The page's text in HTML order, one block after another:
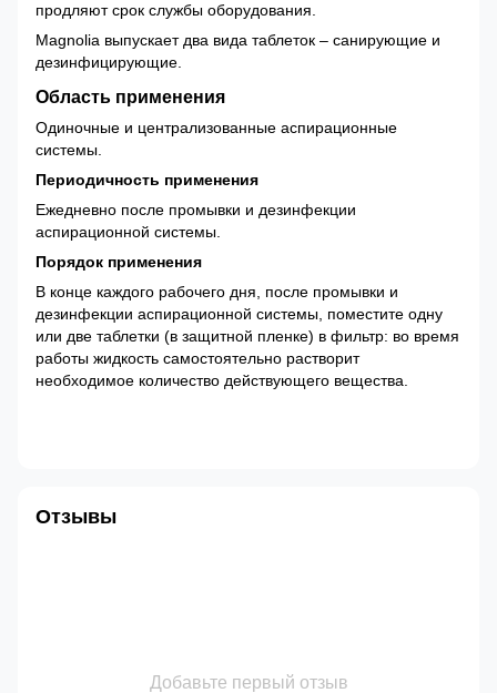
продляют срок службы оборудования.
Magnolia выпускает два вида таблеток – санирующие и
дезинфицирующие.
Область применения
Одиночные и централизованные аспирационные
системы.
Периодичность применения
Ежедневно после промывки и дезинфекции
аспирационной системы.
Порядок применения
В конце каждого рабочего дня, после промывки и
дезинфекции аспирационной системы, поместите одну
или две таблетки (в защитной пленке) в фильтр: во время
работы жидкость самостоятельно растворит
необходимое количество действующего вещества.
Отзывы
Добавьте первый отзыв